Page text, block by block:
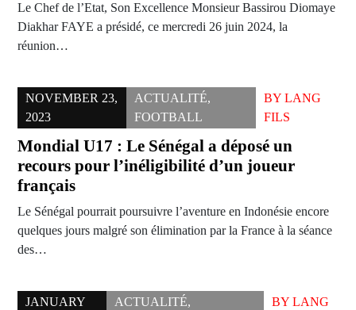
Le Chef de l’Etat, Son Excellence Monsieur Bassirou Diomaye
Diakhar FAYE a présidé, ce mercredi 26 juin 2024, la
réunion…
NOVEMBER 23,
2023
ACTUALITÉ,
FOOTBALL
BYLANG
FILS
Mondial U17 : Le Sénégal a déposé un
recours pour l’inéligibilité d’un joueur
français
Le Sénégal pourrait poursuivre l’aventure en Indonésie encore
quelques jours malgré son élimination par la France à la séance
des…
JANUARY
ACTUALITÉ,
BY LANG